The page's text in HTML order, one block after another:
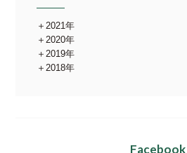
2021年
2020年
2019年
2018年
Facebook